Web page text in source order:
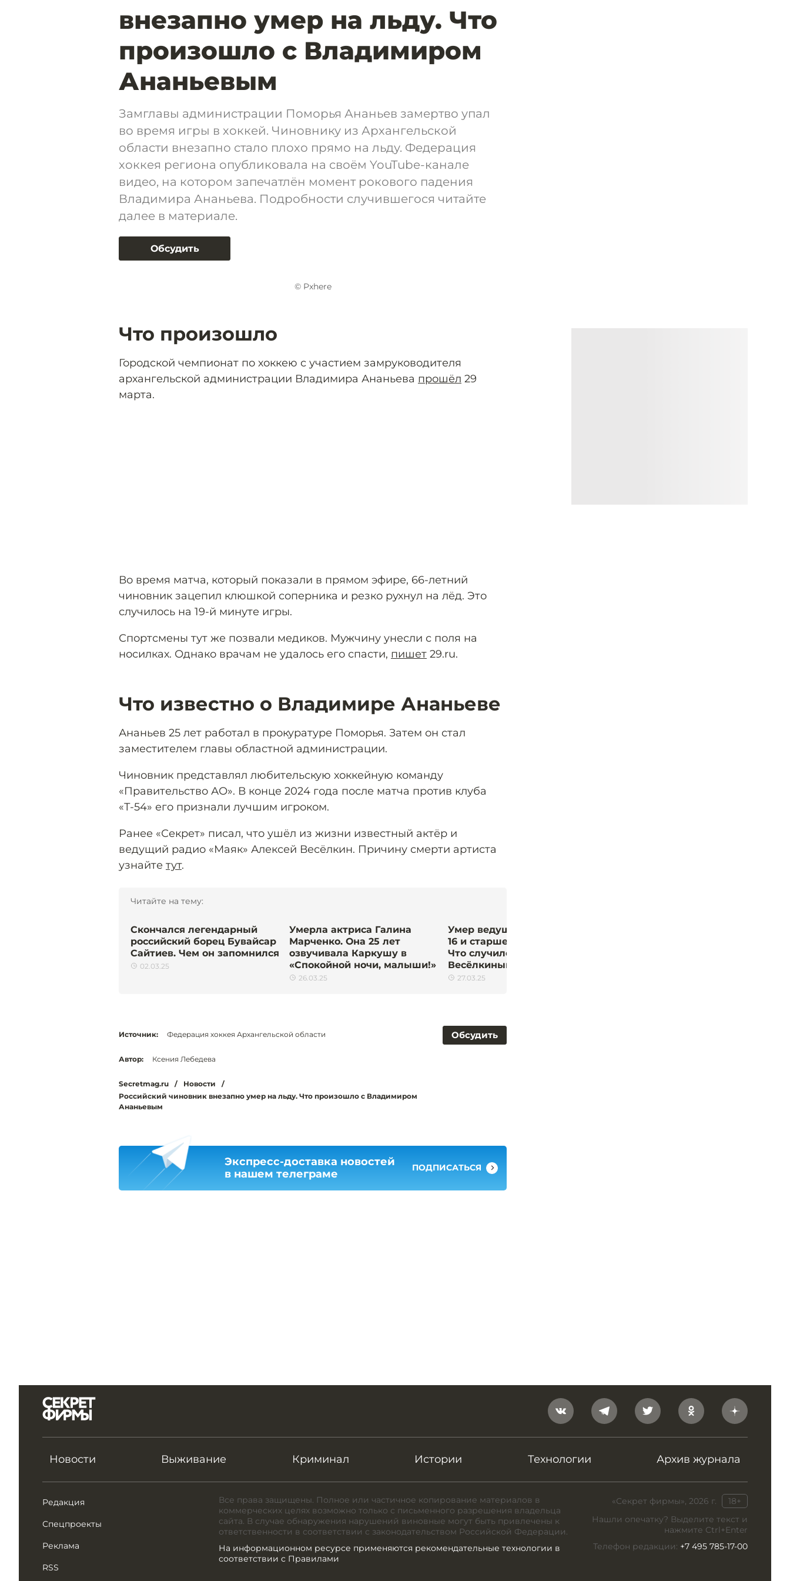
внезапно умер на льду. Что
произошло с Владимиром
Ананьевым
Замглавы администрации Поморья Ананьев замертво упал
во время игры в хоккей. Чиновнику из Архангельской
области внезапно стало плохо прямо на льду. Федерация
хоккея региона опубликовала на своём YouTube-канале
видео, на котором запечатлён момент рокового падения
Владимира Ананьева. Подробности случившегося читайте
далее в материале.
Обсудить
© Pxhere
Что произошло
Городской чемпионат по хоккею с участием замруководителя
архангельской администрации Владимира Ананьева прошёл 29
марта.
Во время матча, который показали в прямом эфире, 66-летний
чиновник зацепил клюшкой соперника и резко рухнул на лёд. Это
случилось на 19-й минуте игры.
Спортсмены тут же позвали медиков. Мужчину унесли с поля на
носилках. Однако врачам не удалось его спасти, пишет 29.ru.
Что известно о Владимире Ананьеве
Ананьев 25 лет работал в прокуратуре Поморья. Затем он стал
заместителем главы областной администрации.
Чиновник представлял любительскую хоккейную команду
«Правительство АО». В конце 2024 года после матча против клуба
«Т-54» его признали лучшим игроком.
Ранее «Секрет» писал, что ушёл из жизни известный актёр и
ведущий радио «Маяк» Алексей Весёлкин. Причину смерти артиста
узнайте тут.
Читайте на тему:
Скончался легендарный
российский борец Бувайсар
Сайтиев. Чем он запомнился
02.03.25
Умерла актриса Галина
Марченко. Она 25 лет
озвучивала Каркушу в
«Спокойной ночи, малыши!»
26.03.25
Умер ведущий передач «До
16 и старше» и «Царь горы».
Что случилось с Алексеем
Весёлкиным
27.03.25
Обсудить
Источник: Федерация хоккея Архангельской области
Автор: Ксения Лебедева
Secretmag.ru / Новости
/
Российский чиновник внезапно умер на льду. Что произошло с Владимиром
Ананьевым
Экспресс-доставка новостей
в нашем телеграме
ПОДПИСАТЬСЯ
Новости Выживание Криминал Истории Технологии Архив журнала
Редакция
Спецпроекты
Реклама
RSS
«Секрет фирмы», 2026 г.
18+
Нашли опечатку? Выделите текст и
нажмите Ctrl+Enter
Телефон редакции: +7 495 785-17-00
Все права защищены. Полное или частичное копирование материалов в
коммерческих целях возможно только с письменного разрешения владельца
сайта. В случае обнаружения нарушений виновные могут быть привлечены к
ответственности в соответствии с законодательством Российской Федерации.
На информационном ресурсе применяются рекомендательные технологии в
соответствии с Правилами